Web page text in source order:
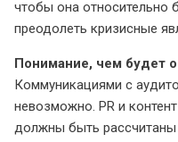
чтобы она относительно
преодолеть кризисные
Понимание, чем будет
Коммуникациями с
невозможно. PR и
должны быть рассчитаны